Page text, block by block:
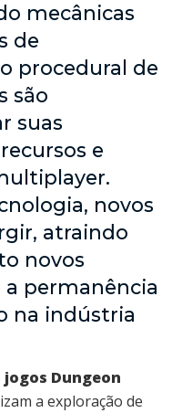
mecânicas
de
procedural de
são
suas
e
novos
atraindo
novos
permanência
na indústria
jogos Dungeon
a exploração de